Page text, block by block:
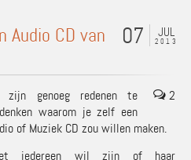
JUL
2013
07
Audio CD van
2
zijn genoeg redenen te
waarom je zelf een
of Muziek CD zou willen maken.
iedereen wil zijn of haar